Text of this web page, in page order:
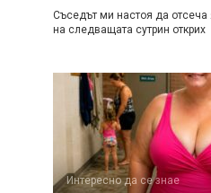
Съседът ми настоя да
на следващата сутрин открих
Интересно да се знае